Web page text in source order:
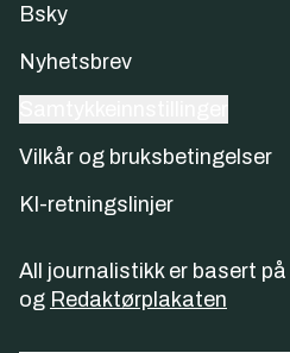
Bsky
Nyhetsbrev
Vilkår og bruksbetingelser
KI-retningslinjer
All journalistikk er basert på
og Redaktørplakaten